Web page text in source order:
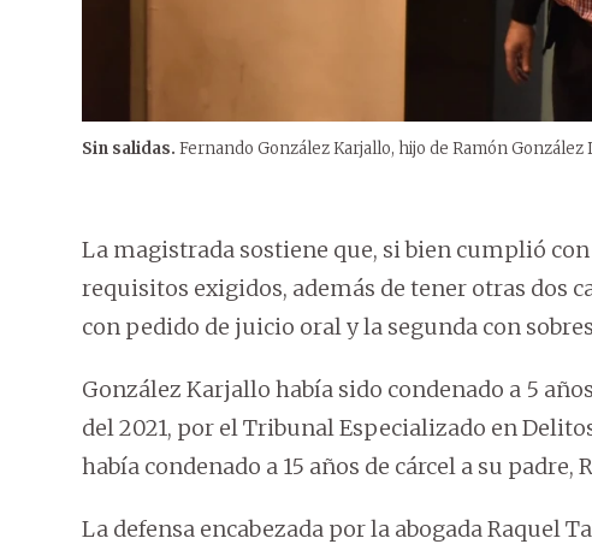
Sin salidas. Fernando González Karjallo, hijo de Ramón González
La magistrada sostiene que, si bien cumplió
requisitos exigidos, además de tener otras dos
con pedido de juicio oral y la segunda con
González Karjallo había sido condenado a 5
del 2021, por el Tribunal Especializado en
había condenado a 15 años de cárcel a su
La defensa encabezada por la abogada Raquel